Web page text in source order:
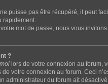
puisse pas être récupéré, il peut
rapidement.
mot de passe, nous vous
?
lors de votre connexion au forum,
de votre connexion au forum. Ceci
administrateur du forum ait